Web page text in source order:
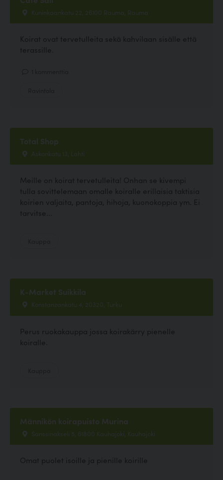
Kuninkaankatu 22, 26100 Rauma, Rauma
Koirat ovat tervetulleita sekä kahvilaan sisälle että
terassille.
Total Shop
Askonkatu 13, Lahti
Meille on koirat tervetulleita! Onhan se kivempi
tulla sovittelemaan omalle koiralle erillaisia taktisia
koirien valjaita, pantoja, hihoja, kuonokoppia ym. Ei
tarvitse...
K-Market Suikkila
Konstanzankatu 4, 20320, Turku
Perus ruokakauppa jossa koirakärry pienelle
koiralle.
Männikön koirapuisto Murina
Sanssinakseli 5, 61800 Kauhajoki, Kauhajoki
Omat puolet isoille ja pienille koirille